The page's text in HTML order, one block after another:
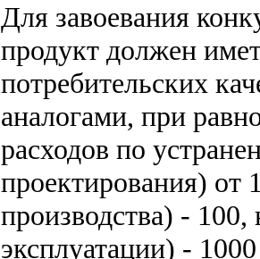
Для завоевания
продукт должен
потребительских
аналогами, при
расходов по
проектирования) от
производства) - 100,
эксплуатации) -